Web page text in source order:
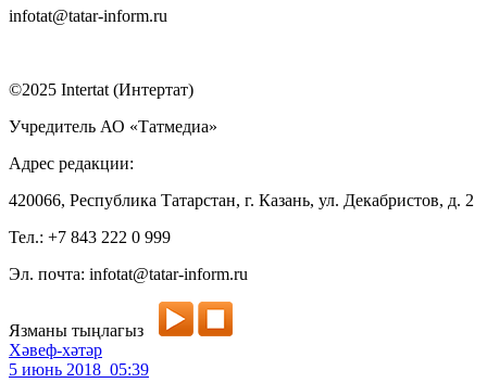
infotat@tatar-inform.ru
©2025 Intertat (Интертат)
Учредитель АО «Татмедиа»
Адрес редакции:
420066, Республика Татарстан, г. Казань, ул. Декабристов, д. 2
Тел.: +7 843 222 0 999
Эл. почта: infotat@tatar-inform.ru
Язманы тыңлагыз
Хәвеф-хәтәр
5 июнь 2018 05:39